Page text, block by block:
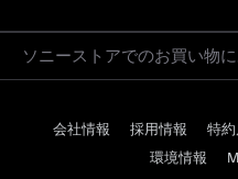
ソニーストアでのお買い物
会社情報 採用情報 特
環境情報